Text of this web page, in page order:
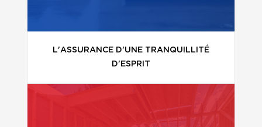
L'ASSURANCE D'UNE TRANQUILLITÉ
D'ESPRIT